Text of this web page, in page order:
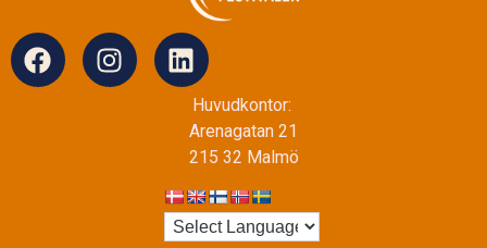
Huvudkontor:
Arenagatan 21
215 32 Malmö